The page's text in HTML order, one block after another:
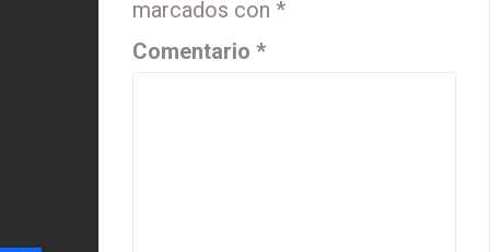
marcados con *
Comentario *